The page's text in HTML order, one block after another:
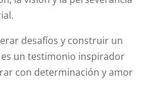
desafíos y construir un
un testimonio inspirador
con determinación y amor